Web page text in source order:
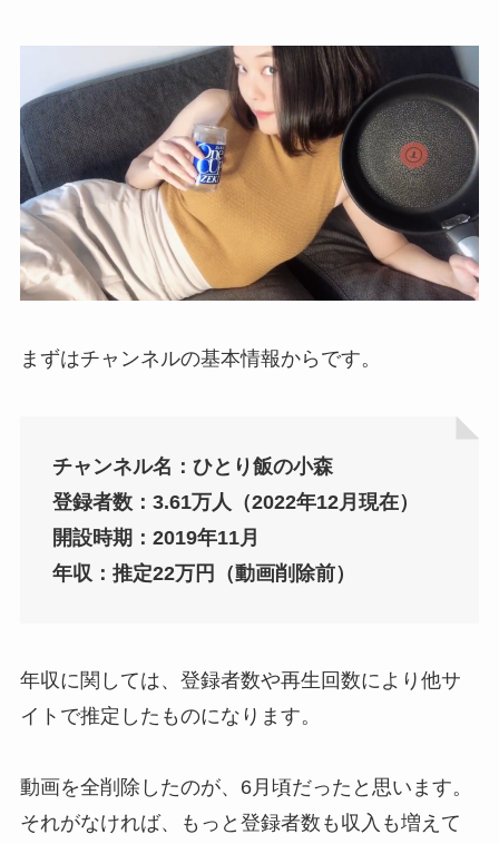
まずはチャンネルの基本情報からです。
チャンネル名：ひとり飯の小森
登録者数：3.61万人（2022年12月現在）
開設時期：2019年11月
年収：推定22万円（動画削除前）
年収に関しては、登録者数や再生回数により他サ
イトで推定したものになります。
動画を全削除したのが、6月頃だったと思います。
それがなければ、もっと登録者数も収入も増えて